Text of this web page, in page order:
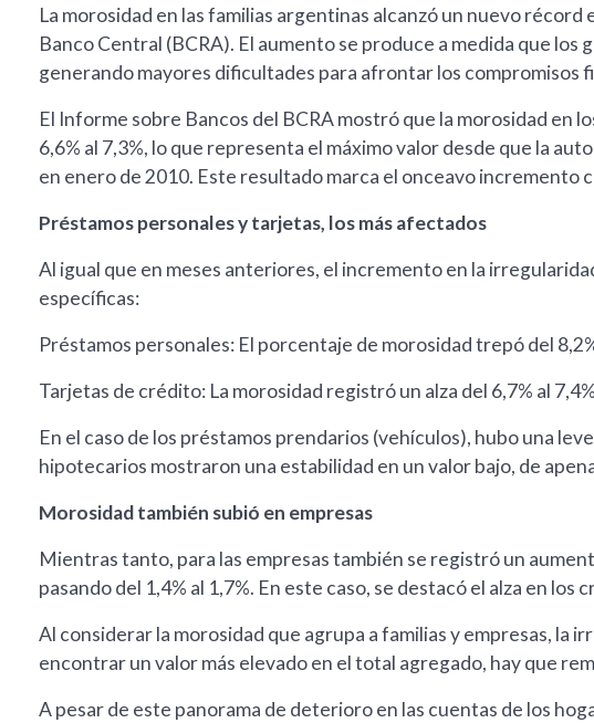
La morosidad en las familias argentinas alcanzó un nuevo
Banco Central (BCRA). El aumento se produce a medida que los
generando mayores dificultades para afrontar los compromisos
El Informe sobre Bancos del BCRA mostró que la morosidad en
6,6% al 7,3%, lo que representa el máximo valor desde que la
en enero de 2010. Este resultado marca el onceavo incremento
Préstamos personales y tarjetas, los más afectados
Al igual que en meses anteriores, el incremento en la
específicas:
Préstamos personales: El porcentaje de morosidad trepó del
Tarjetas de crédito: La morosidad registró un alza del 6,7% al
En el caso de los préstamos prendarios (vehículos), hubo una
hipotecarios mostraron una estabilidad en un valor bajo, de
Morosidad también subió en empresas
Mientras tanto, para las empresas también se registró un
pasando del 1,4% al 1,7%. En este caso, se destacó el alza en
Al considerar la morosidad que agrupa a familias y empresas, la
encontrar un valor más elevado en el total agregado, hay que
A pesar de este panorama de deterioro en las cuentas de los